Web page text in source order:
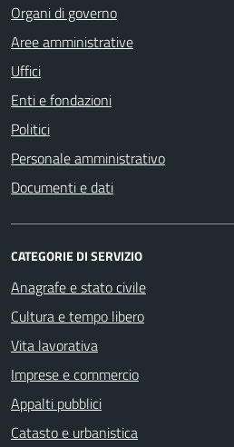
Organi di governo
Aree amministrative
Uffici
Enti e fondazioni
Politici
Personale amministrativo
Documenti e dati
CATEGORIE DI SERVIZIO
Anagrafe e stato civile
Cultura e tempo libero
Vita lavorativa
Imprese e commercio
Appalti pubblici
Catasto e urbanistica